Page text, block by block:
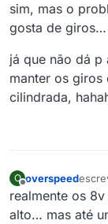
sim, mas o
gosta de giros…
já que não dá p
manter os giros
cilindrada,
O
Offline
overspeed
realmente os
alto… mas até